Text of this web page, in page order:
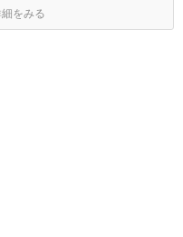
をみる